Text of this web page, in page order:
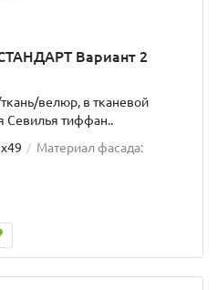
Вариант 2
велюр, в тканевой
Севилья тиффан..
Материал фасада: